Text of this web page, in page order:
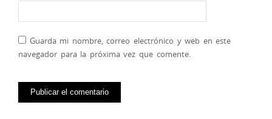
Guarda mi nombre, correo electrónico y web en este
navegador para la próxima vez que comente.